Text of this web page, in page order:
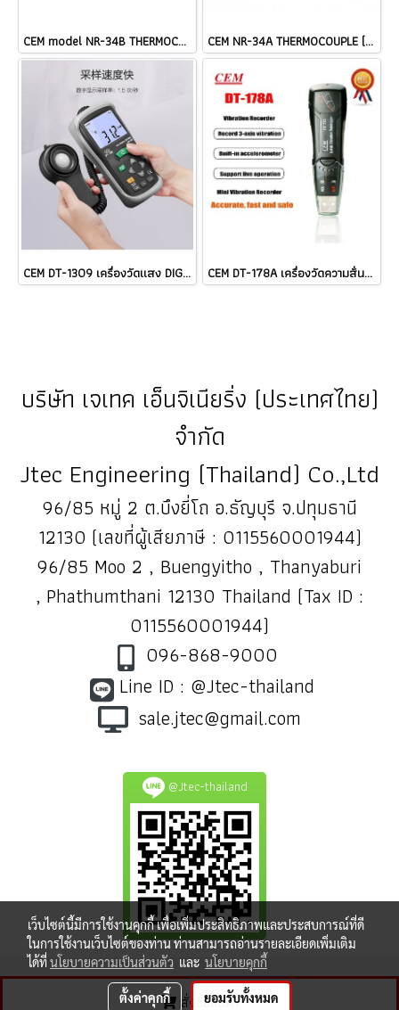
สั่งซื้อสินค้า
CEM model NR-34B THERMOCOUPLE TYPE K ราคา CEM NR-34A THERMOCOUPLE (TYPE K) Length: 180 mm Cable @ ราคา
CEM DT-1309 เครื่องวัดแสง DIGITAL LUX METER ราคา CEM DT-178A เครื่องวัดความสั่นสะเทือนแบบ 3-Axis Datalogger ราคา ###
บริษัท เจเทค เอ็นจิเนียริ่ง (ประเทศไทย)
จำกัด
Jtec Engineering (Thailand) Co.,Ltd
96/85 หมู่ 2 ต.บึงยี่โถ อ.ธัญบุรี จ.ปทุมธานี
12130 (เลขที่ผู้เสียภาษี : 0115560001944)
96/85 Moo 2 , Buengyitho , Thanyaburi
, Phathumthani 12130 Thailand (Tax ID :
0115560001944)
096-868-9000
Line ID : @Jtec-thailand
sale.jtec@gmail.com
@Jtec-thailand
เว็บไซต์นี้มีการใช้งานคุกกี้ เพื่อเพิ่มประสิทธิภาพและประสบการณ์ที่ดี
ในการใช้งานเว็บไซต์ของท่าน ท่านสามารถอ่านรายละเอียดเพิ่มเติม
ได้ที่นโยบายความเป็นส่วนตัว และ นโยบายคุกกี้
ตั้งค่าคุกกี้ ยอมรับทั้งหมด